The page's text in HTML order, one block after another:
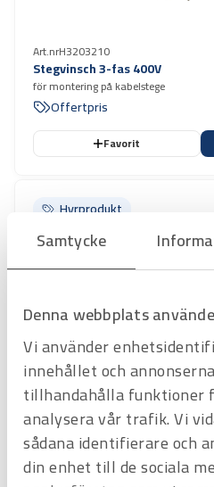
Samtycke
Denna webbplats
Vi använder
innehållet och
tillhandahålla funktioner
analysera vår trafik. Vi
sådana identifierare och
din enhet till de sociala
Art.nrH3203210
Stegvinsch 3-fas 400V
för montering på kabelstege
Offertpris
Favorit
Hyrprodukt
Hyrprodukt
Art.nrH3203208
Stegvinsch 1-fas 230V
Elvinsch för montering på kabelstege.
Offertpris
Favorit